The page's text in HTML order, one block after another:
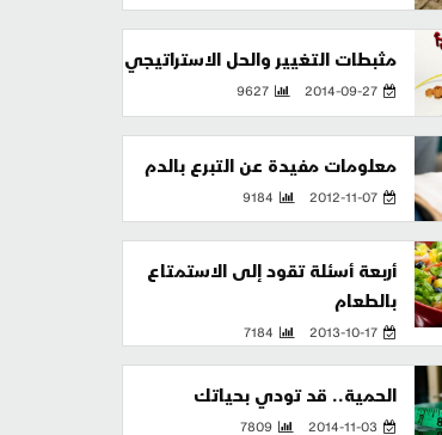
مثبطات التغيير والحل الاستراتيجي
2014-09-27
9627
معلومات مفيدة عن التبرع بالدم
2012-11-07
9184
أربعة أسئلة تقود إلى الاستمتاع
بالطعام
2013-10-17
7184
الحمية.. قد تودي بحياتك
2014-11-03
7809